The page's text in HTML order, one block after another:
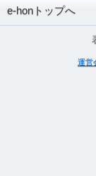
e-honトップへ
運営